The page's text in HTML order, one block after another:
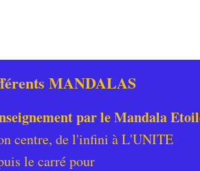
MANDALAS
par le Mandala
centre, de l'infini à L'UNITE
le carré pour